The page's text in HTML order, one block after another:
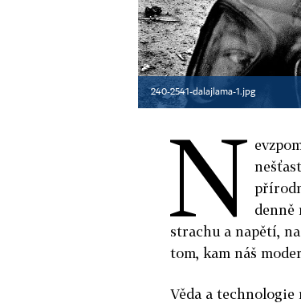
240-2541-dalajlama-1.jpg
N denně
strachu a napětí,
tom, kam náš
Věda a